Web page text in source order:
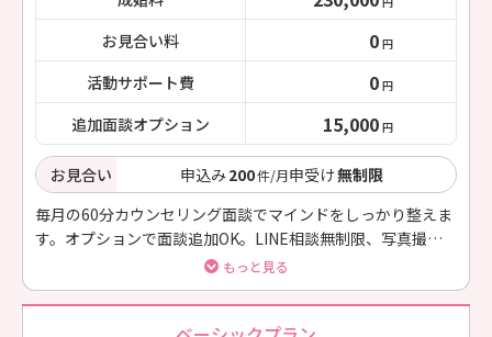
お見合い料 0 円
活動サポート費 0 円
追加面談オプション 15,000 円
お見合い 申込み200件/月申受け無制限
毎月の60分カウンセリング面談でマインドをしっかり整えま
す。オプションで面談追加OK。LINE相談無制限、写真撮影
同行＆プロフィール添削無料もっと見る